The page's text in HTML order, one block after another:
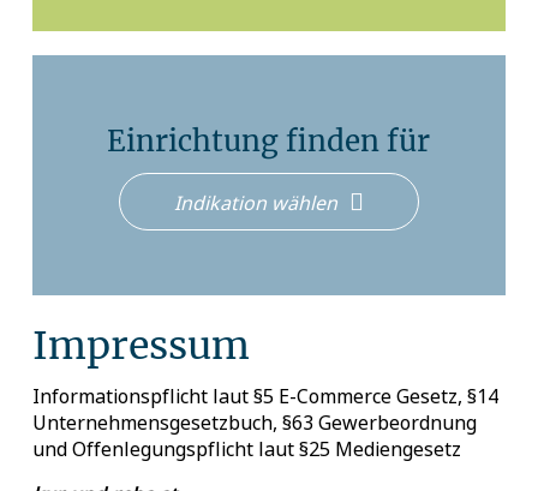
Einrichtung finden für
Indikation wählen
Impressum
Informationspflicht laut §5 E-Commerce Gesetz, §14
Unternehmensgesetzbuch, §63 Gewerbeordnung
und Offenlegungspflicht laut §25 Mediengesetz